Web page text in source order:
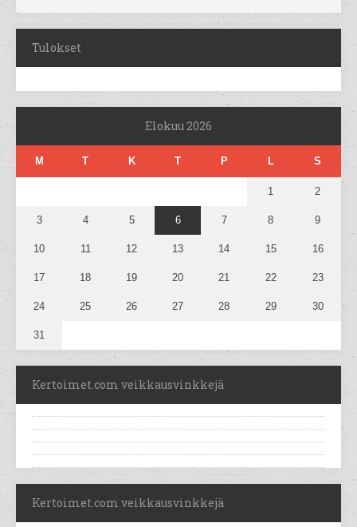
Tulokset
Elokuu 2026
M T K T P L S
1 2
3 4 5 6 7 8 9
10 11 12 13 14 15 16
17 18 19 20 21 22 23
24 25 26 27 28 29 30
31
Kertoimet.com veikkausvinkkejä
Kertoimet.com veikkausvinkkejä